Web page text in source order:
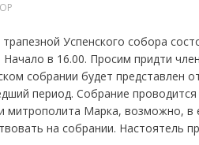
Успенского собора
в 16.00. Просим придти
собрании будет представлен
период. Собрание
митрополита Марка, возможно, в
на собрании. Настоятель